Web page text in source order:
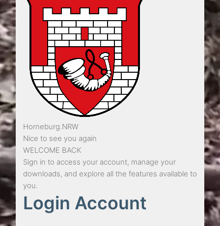
Horneburg.NRW
Nice to see you again
WELCOME BACK
Sign in to access your account, manage your
downloads, and explore all the features available to
you.
Login Account